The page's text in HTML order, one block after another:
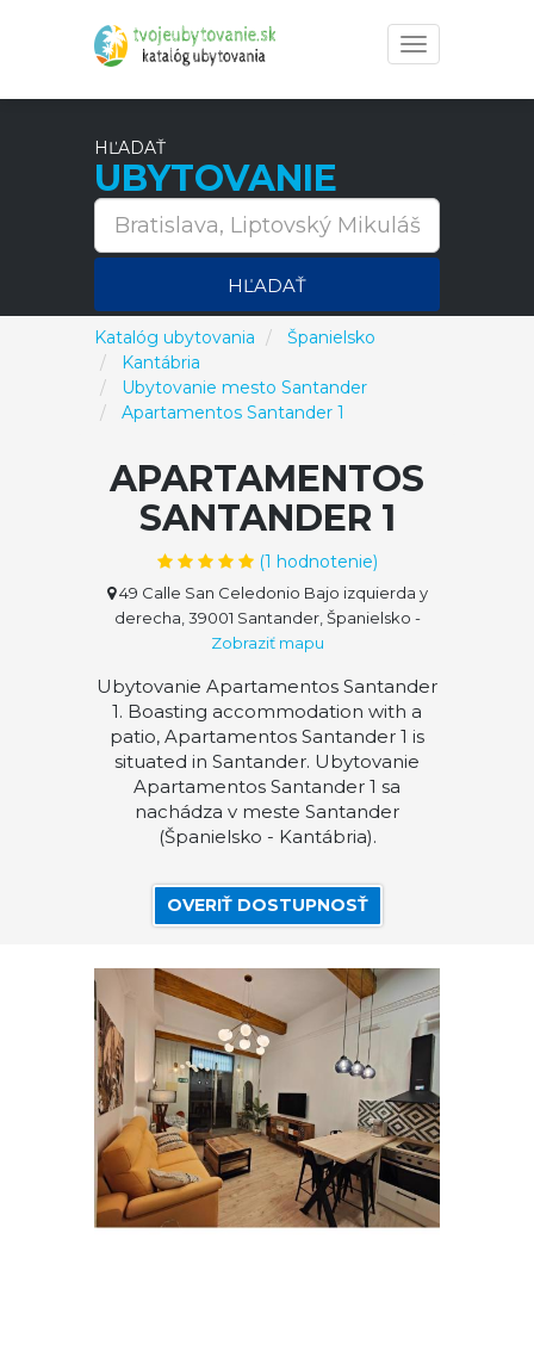
Toggle
navigation
HĽADAŤ
UBYTOVANIE
HĽADAŤ
Katalóg ubytovania
Španielsko
Kantábria
Ubytovanie mesto Santander
Apartamentos Santander 1
APARTAMENTOS
SANTANDER 1
(1 hodnotenie)
49 Calle San Celedonio Bajo izquierda y
derecha, 39001 Santander, Španielsko -
Zobraziť mapu
Ubytovanie Apartamentos Santander
1. Boasting accommodation with a
patio, Apartamentos Santander 1 is
situated in Santander. Ubytovanie
Apartamentos Santander 1 sa
nachádza v meste Santander
(Španielsko - Kantábria).
OVERIŤ DOSTUPNOSŤ